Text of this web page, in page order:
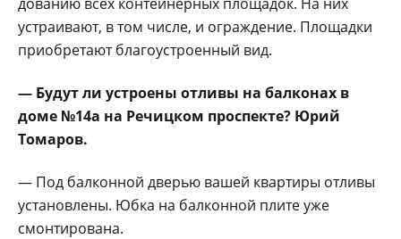
устраивают, в том числе, и ограждение. Площадки
приобретают благоустро­енный вид.
— Будут ли устрое­ны отливы на балконах в
доме №14а на Речицком проспек­те? Юрий
Томаров.
— Под балконной две­рью вашей квартиры от­ливы
установлены. Юбка на балконной плите уже
смонтирована.